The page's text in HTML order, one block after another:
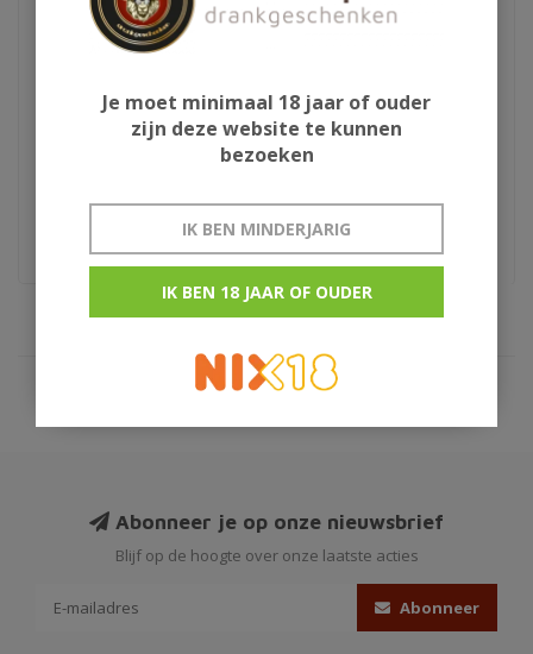
wijnlikeur
Woensdrecht
rumlikeur uit woensdrecht
Abonneer je op onze nieuwsbrief
Blijf op de hoogte over onze laatste acties
Abonneer
Je moet minimaal 18 jaar of ouder
zijn deze website te kunnen
bezoeken
IK BEN MINDERJARIG
IK BEN 18 JAAR OF OUDER